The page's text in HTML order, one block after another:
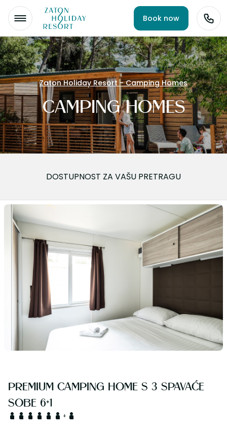
Book now
Zaton Holiday Resort - Camping Homes
CAMPING HOMES
DOSTUPNOST ZA VAŠU PRETRAGU
PREMIUM CAMPING HOME S 3 SPAVAĆE
SOBE 6+1
+